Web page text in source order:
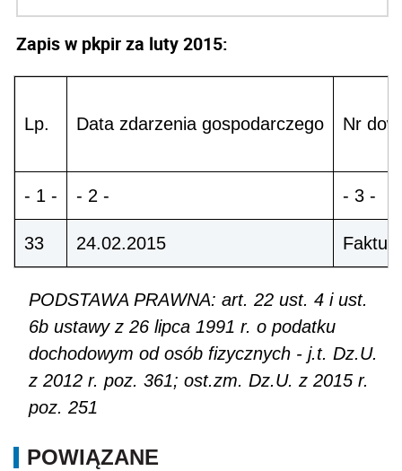
Zapis w pkpir za luty 2015:
Lp. Data zdarzenia gospodarczego Nr
- 1 - - 2 - - 3 -
33 24.02.2015
PODSTAWA PRAWNA: art. 22 ust. 4 i ust.
6b ustawy z 26 lipca 1991 r. o podatku
dochodowym od osób fizycznych - j.t. Dz.U.
z 2012 r. poz. 361; ost.zm. Dz.U. z 2015 r.
poz. 251
POWIĄZANE